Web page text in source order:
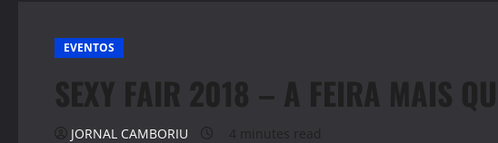
EVENTOS
SEXY FAIR 2018 – A FEIRA MAIS
JORNAL CAMBORIU 4 minutes read